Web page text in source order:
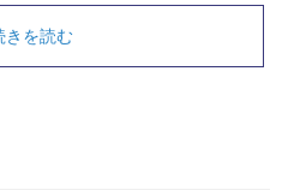
きを読む